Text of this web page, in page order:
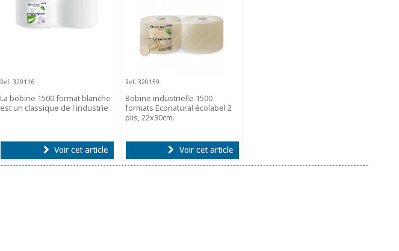
Ref. 320116
La bobine 1500 format blanche
est un classique de l'industrie
Voir cet article
Ref. 320159
Bobine industrielle 1500
formats Econatural écolabel 2
plis, 22x30cm.
Voir cet article